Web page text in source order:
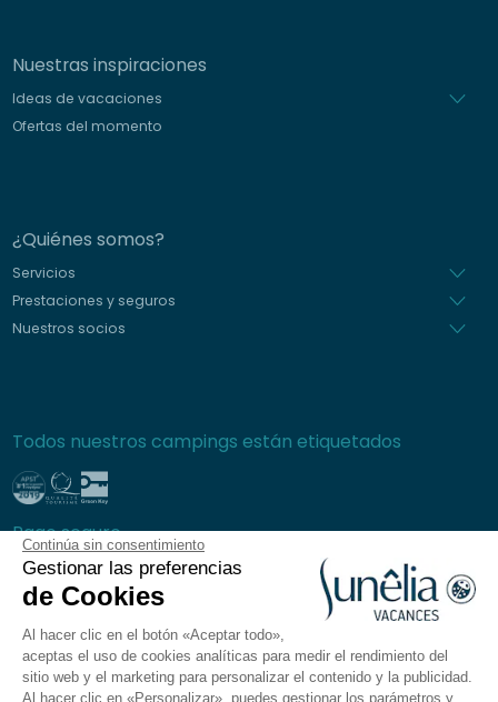
Continúa sin consentimiento
Gestionar las preferencias
de Cookies
Al hacer clic en el botón «Aceptar todo»,
aceptas el uso de cookies analíticas para medir el rendimiento del
sitio web y el marketing para personalizar el contenido y la publicidad.
Al hacer clic en «Personalizar», puedes gestionar los parámetros y
Nuestras inspiraciones
Ideas de vacaciones
Ofertas del momento
¿Quiénes somos?
Servicios
Prestaciones y seguros
Nuestros socios
Todos nuestros campings están etiquetados
Pago seguro
Preguntas frecuentes
Condiciones generales de venta